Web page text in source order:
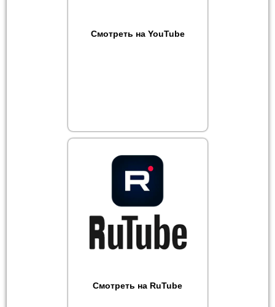
Смотреть на YouTube
Смотреть на RuTube